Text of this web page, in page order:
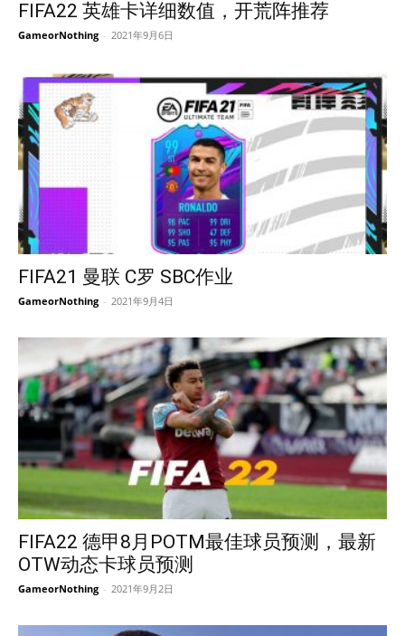
FIFA22 英雄卡详细数值，开荒阵推荐
GameorNothing - 2021年9月6日
FIFA21 曼联 C罗 SBC作业
GameorNothing - 2021年9月4日
FIFA22 德甲8月POTM最佳球员预测，最新
OTW动态卡球员预测
GameorNothing - 2021年9月2日